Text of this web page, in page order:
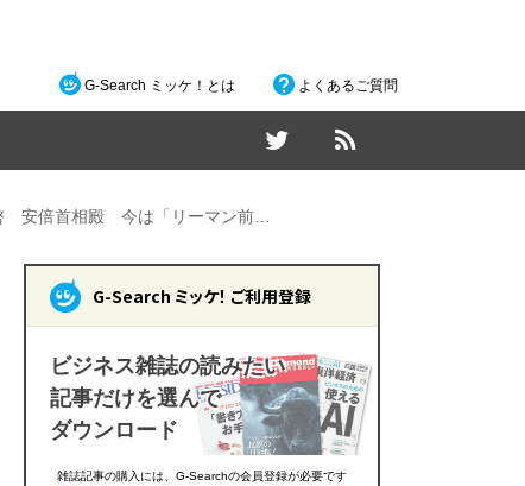
G-Search ミッケ！とは よくあるご質問
安倍首相殿 今は「リーマン前…
G-Search ミッケ！ ご利用登録
ビジネス雑誌の読みたい
記事だけを選んで
ダウンロード
雑誌記事の購入には、G-Searchの会員登録が必要です